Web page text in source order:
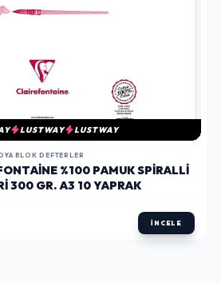
LUSTWAY LUSTWAY
BLOK DEFTERLER
%100 PAMUK SPIRALLI
300 GR. A3 10 YAPRAK
İNCELE